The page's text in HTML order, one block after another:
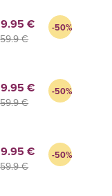
€
59.9 €
-50%
€
59.9 €
-50%
€
59.9 €
-50%